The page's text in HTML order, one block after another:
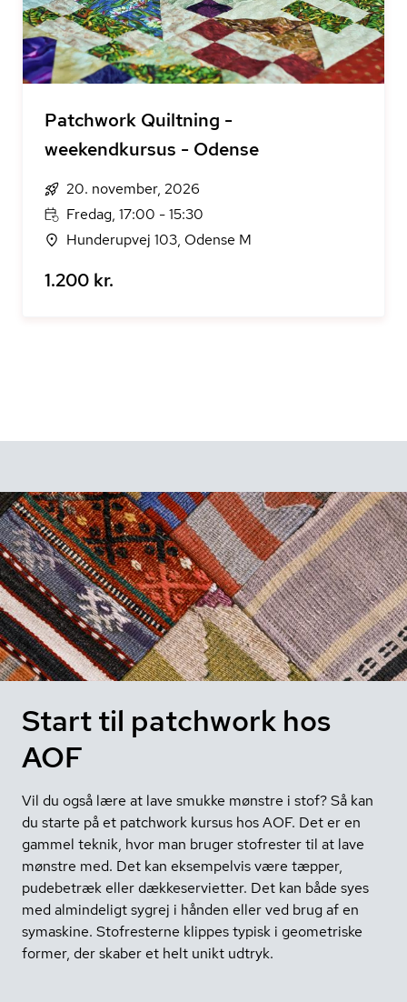
Patchwork Quiltning -
weekendkursus - Odense
20. november, 2026
Fredag, 17:00 - 15:30
Hunderupvej 103, Odense M
1.200 kr.
Start til patchwork hos
AOF
Vil du også lære at lave smukke mønstre i stof? Så kan
du starte på et patchwork kursus hos AOF. Det er en
gammel teknik, hvor man bruger stofrester til at lave
mønstre med. Det kan eksempelvis være tæpper,
pudebetræk eller dækkeservietter. Det kan både syes
med almindeligt sygrej i hånden eller ved brug af en
symaskine. Stofresterne klippes typisk i geometriske
former, der skaber et helt unikt udtryk.